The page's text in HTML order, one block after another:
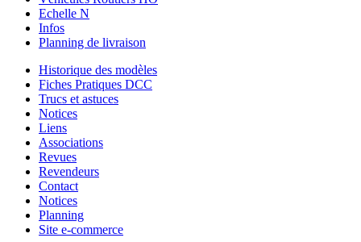
Echelle N
Infos
Planning de livraison
Historique des modèles
Fiches Pratiques DCC
Trucs et astuces
Notices
Liens
Associations
Revues
Revendeurs
Contact
Notices
Planning
Site e-commerce